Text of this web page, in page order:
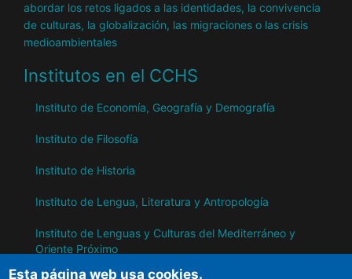
abordar los retos ligados a las identidades, la convivencia
de culturas, la globalización, las migraciones o las crisis
medioambientales
Institutos en el CCHS
Instituto de Economía, Geografía y Demografía
Instituto de Filosofía
Instituto de Historia
Instituto de Lengua, Literatura y Antropología
Instituto de Lenguas y Culturas del Mediterráneo y
Oriente Próximo
Esta página web usa cookies.